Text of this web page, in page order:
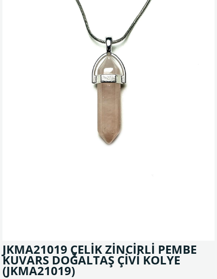
JKMA21019 ÇELİK ZİNCİRLİ PEMBE
KUVARS DOĞALTAŞ ÇİVİ KOLYE
(JKMA21019)